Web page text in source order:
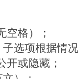
空格）；
子选项根据情
开或隐藏；